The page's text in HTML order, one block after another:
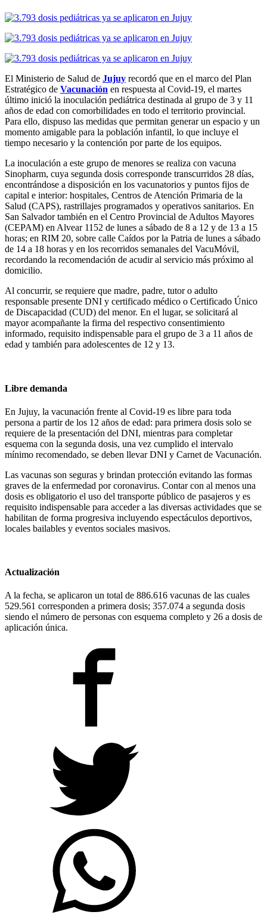
El Ministerio de Salud de Jujuy recordó que en el marco del Plan
Estratégico de Vacunación en respuesta al Covid-19, el martes
último inició la inoculación pediátrica destinada al grupo de 3 y 11
años de edad con comorbilidades en todo el territorio provincial.
Para ello, dispuso las medidas que permitan generar un espacio y un
momento amigable para la población infantil, lo que incluye el
tiempo necesario y la contención por parte de los equipos.
La inoculación a este grupo de menores se realiza con vacuna
Sinopharm, cuya segunda dosis corresponde transcurridos 28 días,
encontrándose a disposición en los vacunatorios y puntos fijos de
capital e interior: hospitales, Centros de Atención Primaria de la
Salud (CAPS), rastrillajes programados y operativos sanitarios. En
San Salvador también en el Centro Provincial de Adultos Mayores
(CEPAM) en Alvear 1152 de lunes a sábado de 8 a 12 y de 13 a 15
horas; en RIM 20, sobre calle Caídos por la Patria de lunes a sábado
de 14 a 18 horas y en los recorridos semanales del VacuMóvil,
recordando la recomendación de acudir al servicio más próximo al
domicilio.
Al concurrir, se requiere que madre, padre, tutor o adulto
responsable presente DNI y certificado médico o Certificado Único
de Discapacidad (CUD) del menor. En el lugar, se solicitará al
mayor acompañante la firma del respectivo consentimiento
informado, requisito indispensable para el grupo de 3 a 11 años de
edad y también para adolescentes de 12 y 13.
Libre demanda
En Jujuy, la vacunación frente al Covid-19 es libre para toda
persona a partir de los 12 años de edad: para primera dosis solo se
requiere de la presentación del DNI, mientras para completar
esquema con la segunda dosis, una vez cumplido el intervalo
mínimo recomendado, se deben llevar DNI y Carnet de Vacunación.
Las vacunas son seguras y brindan protección evitando las formas
graves de la enfermedad por coronavirus. Contar con al menos una
dosis es obligatorio el uso del transporte público de pasajeros y es
requisito indispensable para acceder a las diversas actividades que se
habilitan de forma progresiva incluyendo espectáculos deportivos,
locales bailables y eventos sociales masivos.
Actualización
A la fecha, se aplicaron un total de 886.616 vacunas de las cuales
529.561 corresponden a primera dosis; 357.074 a segunda dosis
siendo el número de personas con esquema completo y 26 a dosis de
aplicación única.